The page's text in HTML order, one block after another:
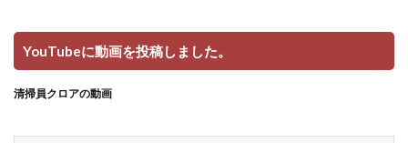
YouTubeに動画を投稿しました。
清掃員クロアの動画